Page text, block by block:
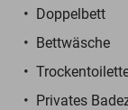
Doppelbett
Bettwäsche
Privates